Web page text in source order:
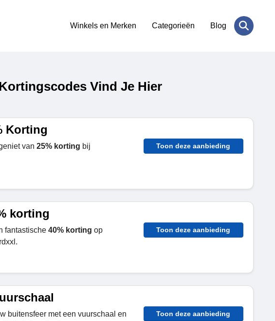
Winkels en Merken Categorieën Blog
Vind Je Hier
Korting
van 25% korting bij
Toon deze aanbieding
korting
fantastische 40% korting op
Toon deze aanbieding
buitensfeer met een vuurschaal en
Toon deze aanbieding